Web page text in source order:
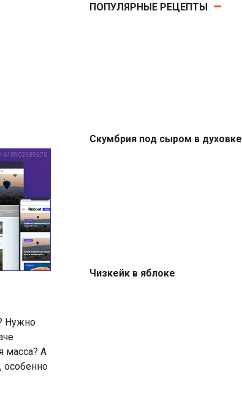
Нужно
масса? А
особенно
ПОПУЛЯРНЫЕ РЕЦЕПТЫ
Скумбрия под сыром в духовке
Чизкейк в яблоке